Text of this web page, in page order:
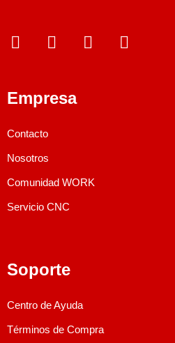
Empresa
Contacto
Nosotros
Comunidad WORK
Servicio CNC
Soporte
Centro de Ayuda
Términos de Compra